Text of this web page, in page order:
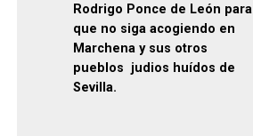
Rodrigo Ponce de León para
que no siga acogiendo en
Marchena y sus otros
pueblos judios huídos de
Sevilla.